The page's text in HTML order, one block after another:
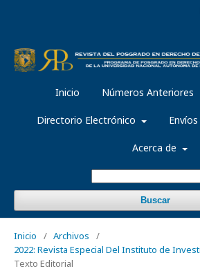
Inicio Números Anteriores
Directorio Electrónico Envíos
Acerca de
Buscar
Inicio / Archivos
/
2022: Revista Especial Del Instituto de
Texto Editorial